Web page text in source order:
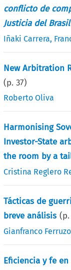
conflicto de
Justicia del
Iñaki Carrera,
New Arbitration
(p.37)
Roberto Oliva
Harmonising
Investor-State
the room by a
Cristina Reglero
Tácticas de
breve análisis
Gianfranco Ferruzo
Eficiencia y fe